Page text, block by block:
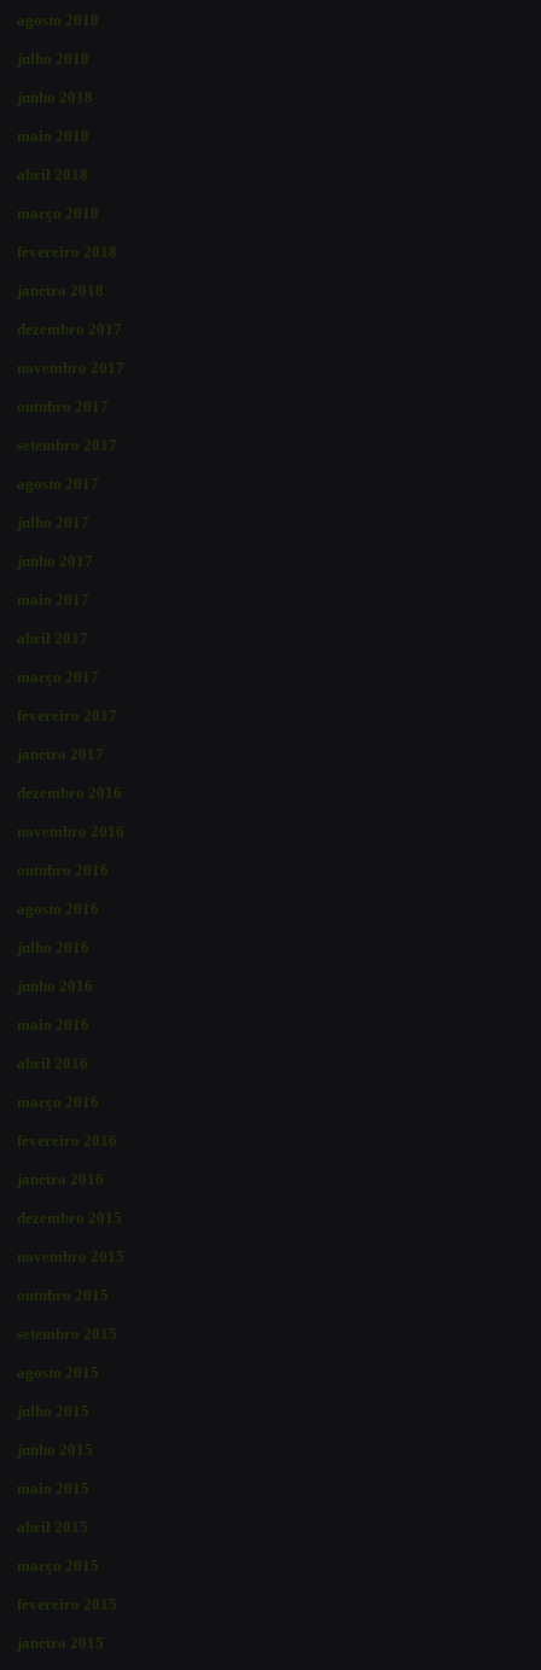
agosto 2018
julho 2018
junho 2018
maio 2018
abril 2018
março 2018
fevereiro 2018
janeiro 2018
dezembro 2017
novembro 2017
outubro 2017
setembro 2017
agosto 2017
julho 2017
junho 2017
maio 2017
abril 2017
março 2017
fevereiro 2017
janeiro 2017
dezembro 2016
novembro 2016
outubro 2016
agosto 2016
julho 2016
junho 2016
maio 2016
abril 2016
março 2016
fevereiro 2016
janeiro 2016
dezembro 2015
novembro 2015
outubro 2015
setembro 2015
agosto 2015
julho 2015
junho 2015
maio 2015
abril 2015
março 2015
fevereiro 2015
janeiro 2015